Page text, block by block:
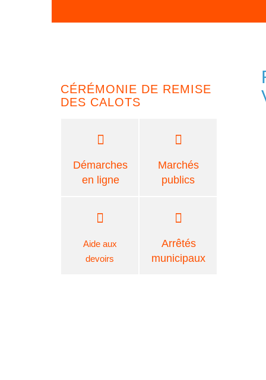
CÉRÉMONIE DE REMISE
DES CALOTS
Démarches
en ligne
Marchés
publics
Aide aux
devoirs
Arrêtés
municipaux